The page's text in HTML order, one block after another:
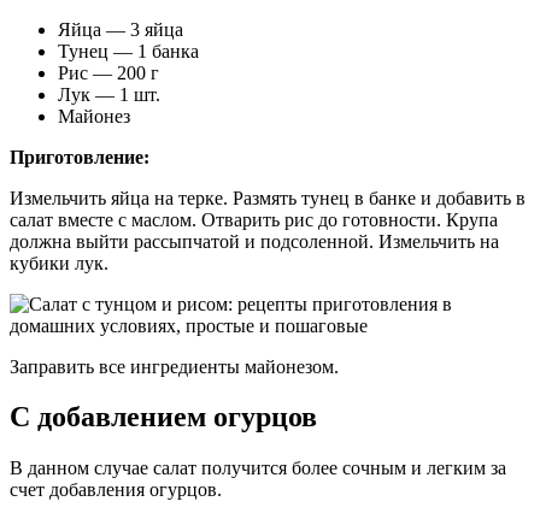
Яйца — 3 яйца
Тунец — 1 банка
Рис — 200 г
Лук — 1 шт.
Майонез
Приготовление:
Измельчить яйца на терке. Размять тунец в банке и добавить в
салат вместе с маслом. Отварить рис до готовности. Крупа
должна выйти рассыпчатой и подсоленной. Измельчить на
кубики лук.
Заправить все ингредиенты майонезом.
С добавлением огурцов
В данном случае салат получится более сочным и легким за
счет добавления огурцов.